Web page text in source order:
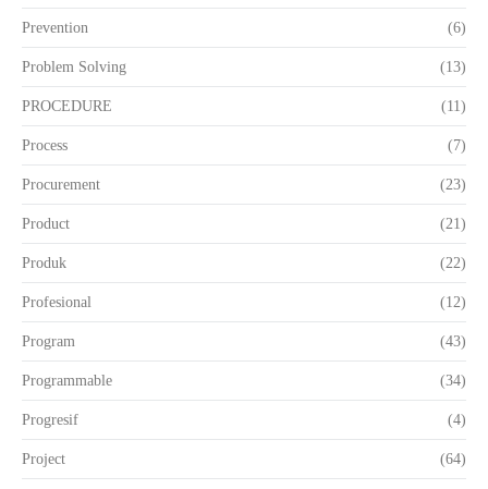
Prevention (6)
Problem Solving (13)
PROCEDURE (11)
Process (7)
Procurement (23)
Product (21)
Produk (22)
Profesional (12)
Program (43)
Programmable (34)
Progresif (4)
Project (64)